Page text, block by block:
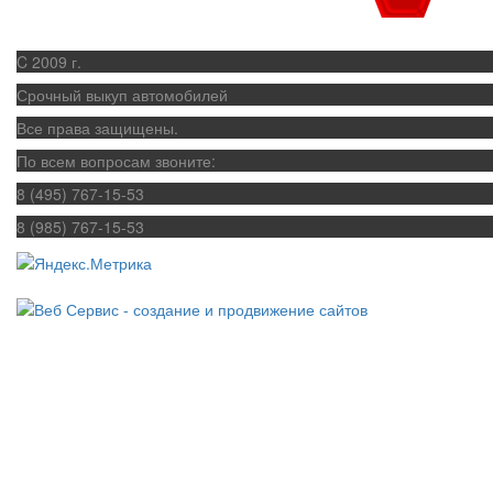
C 2009 г.
Срочный выкуп автомобилей
Все права защищены.
По всем вопросам звоните:
8 (495) 767-15-53
8 (985) 767-15-53